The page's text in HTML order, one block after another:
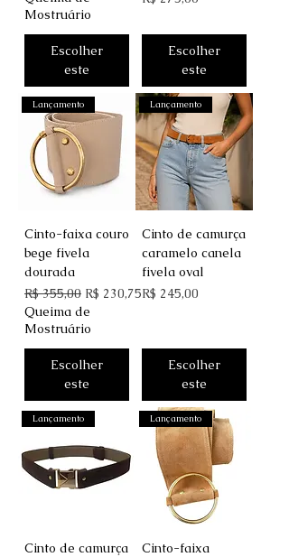
Mostruário
Escolher
este
Escolher
este
Lançamento
Cinto-faixa couro
bege fivela
dourada
Preço normal
R$ 355,00 Preço promocional
R$ 230,75
Queima de
Mostruário
Escolher
este
Lançamento
Cinto de camurça
caramelo canela
fivela oval
Preço
R$ 245,00
Escolher
este
Lançamento
Cinto de camurça
Lançamento
Cinto-faixa